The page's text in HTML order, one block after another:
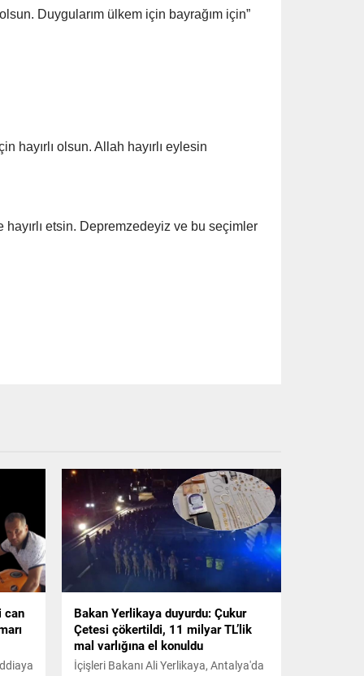
Duygularım ülkem için bayrağım için”
hayırlı olsun. Allah hayırlı eylesin
etsin. Depremzedeyiz ve bu seçimler
can
Bakan Yerlikaya duyurdu: Çukur
Çetesi çökertildi, 11 milyar TL’lik
mal varlığına el konuldu
İçişleri Bakanı Ali Yerlikaya, Antalya'da